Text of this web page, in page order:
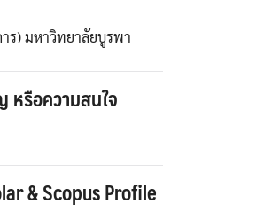
ร) มหาวิทยาลัยบูรพา
หรือความสนใจ
& Scopus Profile